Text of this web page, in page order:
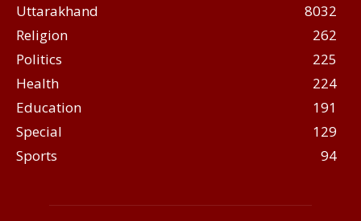
Uttarakhand
8032
Religion
262
Politics
225
Health
224
Education
191
Special
129
Sports
94